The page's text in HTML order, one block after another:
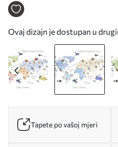
životinjama. Oznake na
Ovaj dizajn je dostupan u
Tapete po vašoj mjeri